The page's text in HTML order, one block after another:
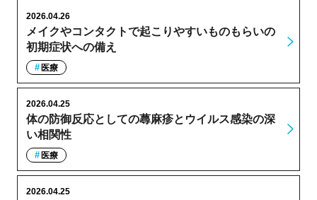
メイクやコンタクトで起こりやすいものもらいの
初期症状への備え
2026.04.26
医療
体の防御反応としての蕁麻疹とウイルス感染の深
い相関性
2026.04.25
医療
2026.04.25